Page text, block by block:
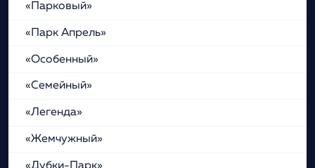
«Парковый»
«Парк Апрель»
«Особенный»
«Семейный»
«Легенда»
«Жемчужный»
«Дубки-Парк»